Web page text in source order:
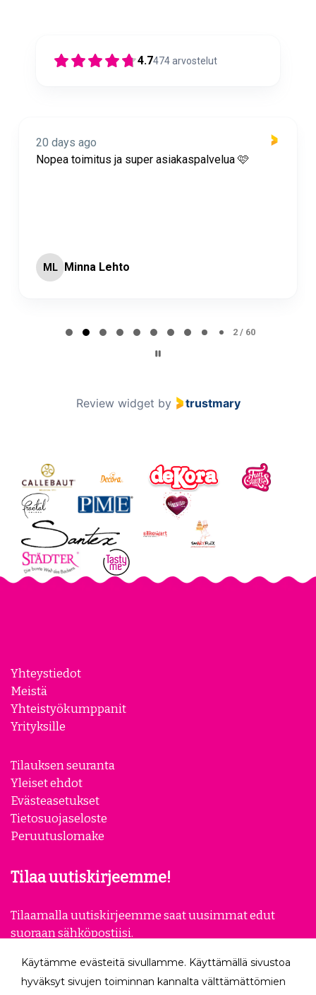
4.7474arvostelut
20 days ago
Nopea toimitus ja super asiakaspalvelua 🩷
ML Minna Lehto
2 / 60
Review widget by trustmary
Yhteystiedot
Meistä
Yhteistyökumppanit
Yrityksille
Tilauksen seuranta
Yleiset ehdot
Evästeasetukset
Tietosuojaseloste
Peruutuslomake
Tilaa uutiskirjeemme!
Tilaamalla uutiskirjeemme saat uusimmat edut
suoraan sähköpostiisi.
Käytämme evästeitä sivullamme. Käyttämällä sivustoa
hyväksyt sivujen toiminnan kannalta välttämättömien